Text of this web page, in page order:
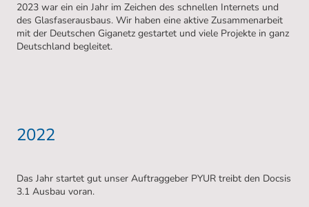
2023 war ein ein Jahr im Zeichen des schnellen Internets und
des Glasfaserausbaus. Wir haben eine aktive Zusammenarbeit
mit der Deutschen Giganetz gestartet und viele Projekte in ganz
Deutschland begleitet.
2022
Das Jahr startet gut unser Auftraggeber PYUR treibt den Docsis
3.1 Ausbau voran.